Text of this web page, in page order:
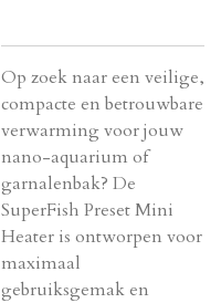
Op zoek naar een veilige,
compacte en betrouwbare
verwarming voor jouw
nano-aquarium of
garnalenbak? De
SuperFish Preset Mini
Heater is ontworpen voor
maximaal
gebruiksgemak en